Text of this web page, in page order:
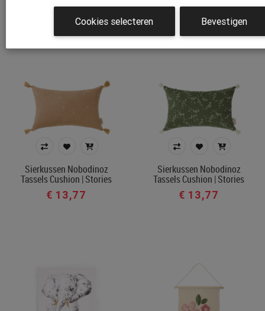
Sierkussen Nobodinoz
Tassels Cushion | Stories
€ 13,77
Sierkussen Nobodinoz
Tassels Cushion | Stories
€ 13,77
Cookies selecteren Bevestigen